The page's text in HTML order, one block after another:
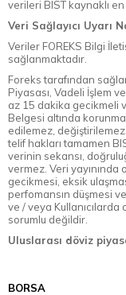
verileri BIST kaynaklı
Veri Sağlayıcı Uyarı
Veriler FOREKS Bilgi
sağlanmaktadır.
Foreks tarafından
Piyasası, Vadeli İşlem
az 15 dakika gecikmeli
Belgesi altında
edilemez,
telif hakları tamamen
verinin sekansı,
vermez. Veri yayınında
gecikmesi, eksik
perfomansın düşmesi
ve / veya
sorumlu değildir.
Uluslarası döviz
BORSA